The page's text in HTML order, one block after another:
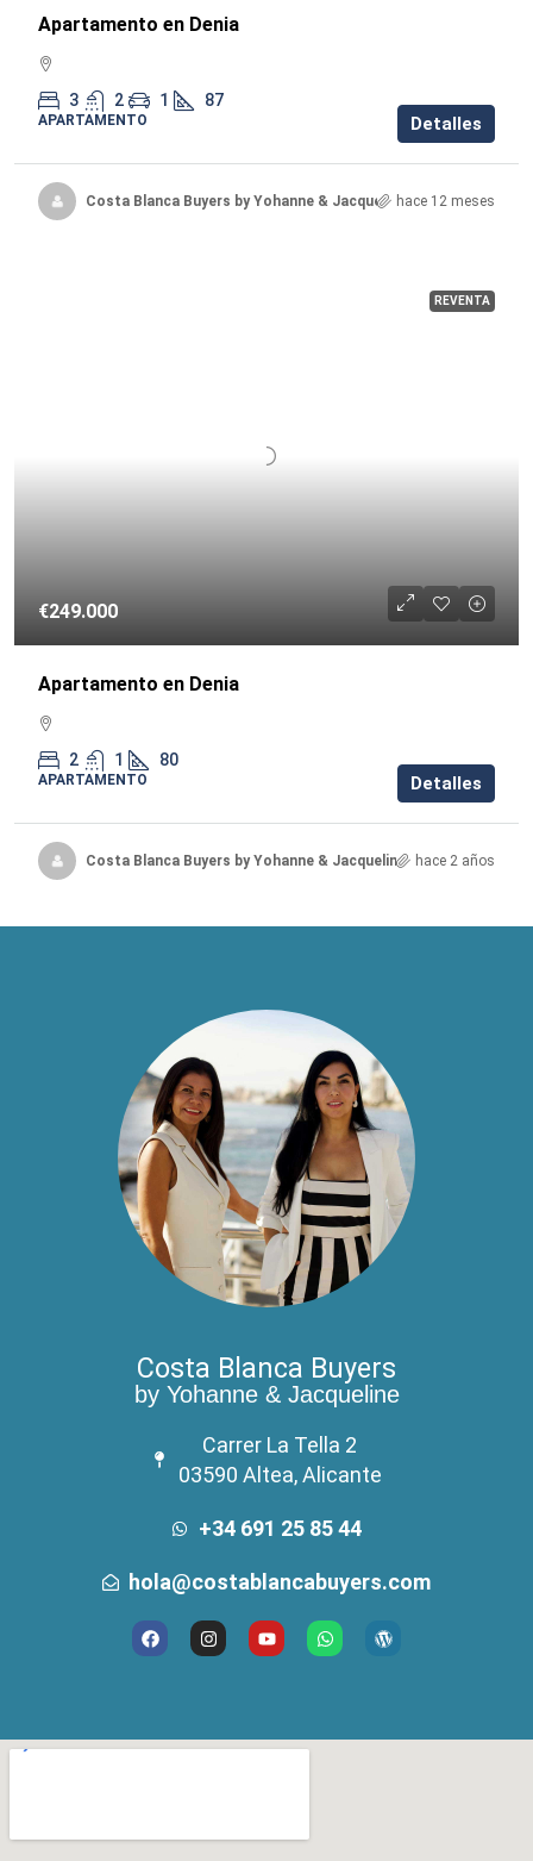
Apartamento en Denia
3 2 1 87
APARTAMENTO Detalles
Costa Blanca Buyers by Yohanne & Jacquelinehace 12 meses
REVENTA
€249.000
Apartamento en Denia
2 1 80
APARTAMENTO Detalles
Costa Blanca Buyers by Yohanne & Jacqueline hace 2 años
Costa Blanca Buyers
by Yohanne & Jacqueline
Carrer La Tella 2
03590 Altea, Alicante
+34 691 25 85 44
hola@costablancabuyers.com